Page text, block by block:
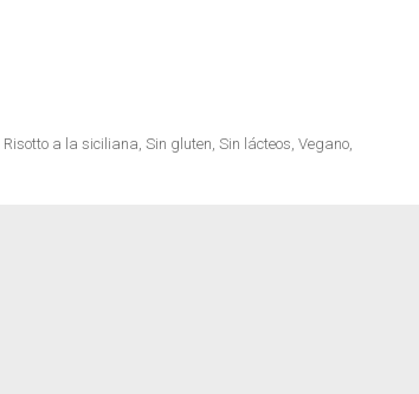
Risotto a la siciliana, Sin gluten, Sin lácteos, Vegano,